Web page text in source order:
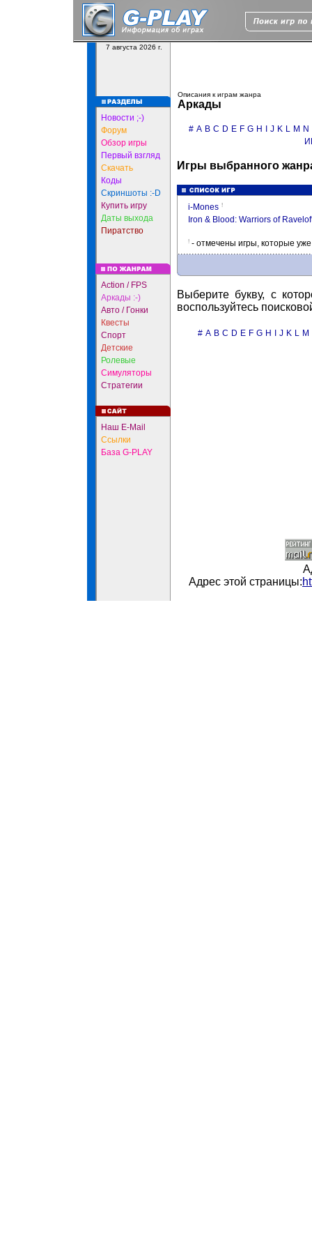
7 августа 2026 г.
Новости ;-)
Форум
Обзор игры
Первый взгляд
Скачать
Коды
Скриншоты :-D
Купить игру
Даты выхода
Пиратство
Action / FPS
Аркады :-)
Авто / Гонки
Квесты
Спорт
Детские
Ролевые
Симуляторы
Стратегии
Наш E-Mail
Ссылки
База G-PLAY
Описания к играм жанра
Аркады
# A B C D E F G H J K L M N
Игры выбранного
i-Mones !
Iron & Blood: Warriors of
! - отмечены игры, которые
Выберите букву, с
воспользуйтесь
# A B C D E F G H J K L M
Адрес этой страницы: